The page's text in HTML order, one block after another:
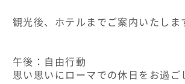
観光後、ホテルまでご案内いたしま
午後：自由行動
思い思いにローマでの休日をお過ご